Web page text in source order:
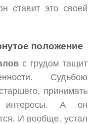
ставит это своей
положение
с трудом тащит
Судьбою
принимать
интересы. А он
И вообще, устал